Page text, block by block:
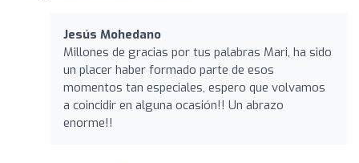
Jesús Mohedano
Millones de gracias por tus palabras Mari, ha sido
un placer haber formado parte de esos
momentos tan especiales, espero que volvamos
a coincidir en alguna ocasión!! Un abrazo
enorme!!